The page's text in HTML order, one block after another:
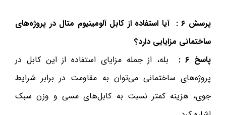
پرسش ۶ : آیا استفاده از کابل آلومینیوم متال در پروژه‌های
ساختمانی مزایایی دارد؟
پاسخ ۶
: بله، از جمله مزایای استفاده از این کابل در
پروژه‌های ساختمانی می‌توان به مقاومت در برابر شرایط
جوی، هزینه کمتر نسبت به کابل‌های مسی و وزن سبک